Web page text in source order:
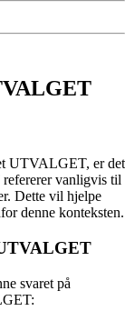
UTVALGET, er det
vanligvis til
Dette vil hjelpe
denne konteksten.
svaret på